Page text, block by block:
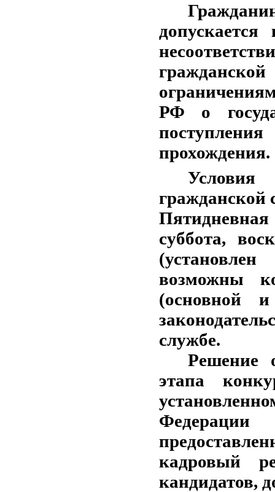
РФ о
прохождения.
гражданской
суббота,
возможны
(основной
службе.
Решение
этапа
Федерации
кадровый
кандидатов,